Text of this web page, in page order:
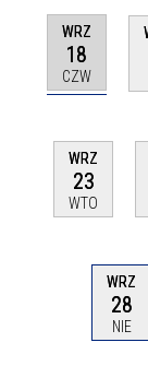
WRZ
18
CZW
WRZ
23
WTO
WRZ
28
NIE